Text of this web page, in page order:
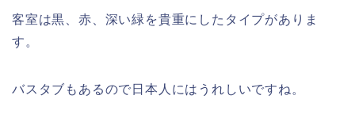
客室は黒、赤、深い緑を貴重にしたタイプがありま
す。
バスタブもあるので日本人にはうれしいですね。